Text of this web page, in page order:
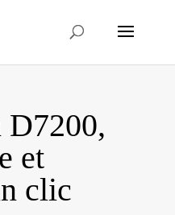
D7200,
et
clic